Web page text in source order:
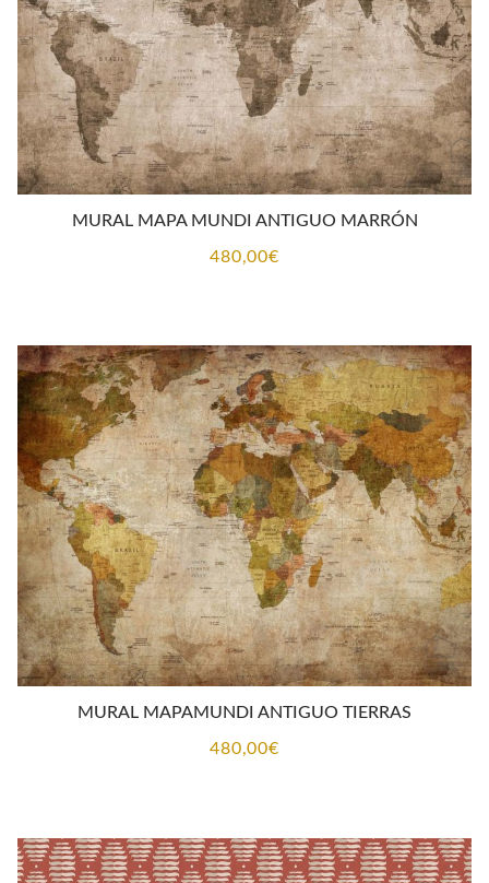
MURAL MAPA MUNDI ANTIGUO MARRÓN
480,00€
MURAL MAPAMUNDI ANTIGUO TIERRAS
480,00€